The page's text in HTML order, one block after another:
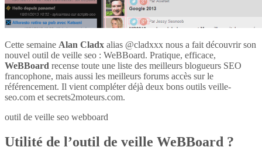
Cette semaine Alan Cladx alias @cladxxx nous a fait découvrir son
nouvel outil de veille seo : WeBBoard. Pratique, efficace,
WeBBoard recense toute une liste des meilleurs blogueurs SEO
francophone, mais aussi les meilleurs forums accès sur le
référencement. Il vient compléter déjà deux bons outils veille-
seo.com et secrets2moteurs.com.
outil de veille seo webboard
Utilité de l’outil de veille WeBBoard ?